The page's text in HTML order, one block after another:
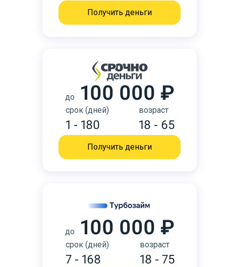
Получить деньги
до 100 000 ₽
срок (дней)
1 - 180
возраст
18 - 65
Получить деньги
до 100 000 ₽
срок (дней)
7 - 168
возраст
18 - 75